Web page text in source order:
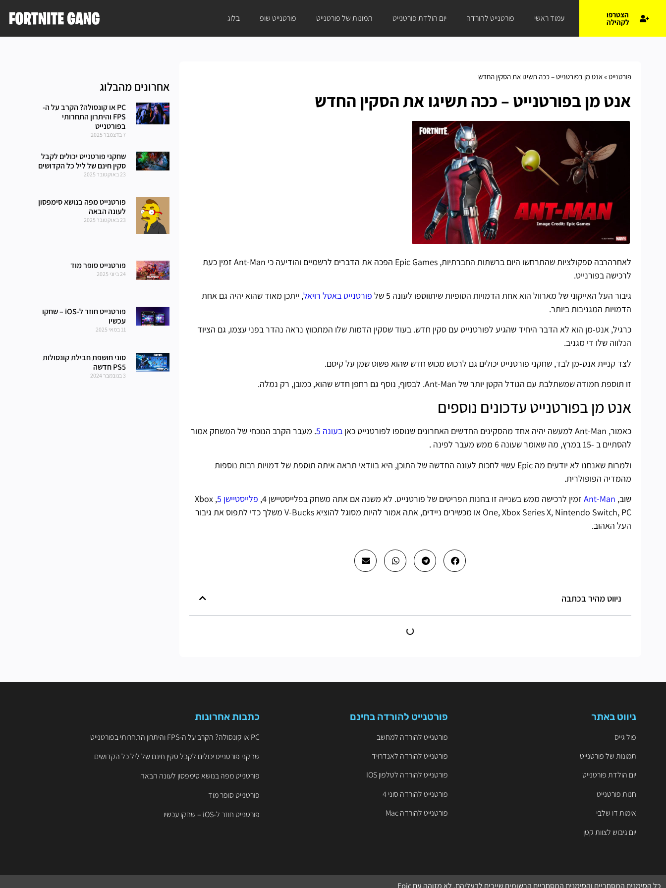
הצטרפו
לקהילה עמוד ראשי פורטנייט להורדה יום הולדת פורטנייט תמונות של פורטנייט פורטנייט שופ בלוג
פורטנייט»אנט מן בפורטנייט – ככה תשיגו את הסקין החדש
אנט מן בפורטנייט – ככה תשיגו את הסקין החדש
לאחרהרבה ספקולציות שהתרחשו היום ברשתות החברתיות, Epic Games הפכה את הדברים לרשמיים והודיעה כי Ant-Man זמין כעת
לרכישה בפורנייט.
גיבור העל האייקוני של מארוול הוא אחת הדמויות הסופיות שיתווספו לעונה 5 של
פורטנייט באטל רויאל, ייתכן מאוד שהוא יהיה גם אחת
הדמויות המגניבות ביותר.
כרגיל, אנט-מן הוא לא הדבר היחיד שהגיע לפורטנייט עם סקין חדש. בעוד שסקין הדמות שלו המתכווץ נראה נהדר בפני עצמו, גם הציוד
הנלווה שלו די מגניב.
לצד קניית אנט-מן לבד, שחקני פורטנייט יכולים גם לרכוש מכוש חדש שהוא פשוט שמן על קיסם.
זו תוספת חמודה שמשתלבת עם הגודל הקטן יותר של Ant-Man. לבסוף, נוסף גם רחפן חדש שהוא, כמובן, רק נמלה.
אנט מן בפורטנייט עדכונים נוספים
כאמור, Ant-Man למעשה יהיה אחד מהסקינים החדשים האחרונים שנוספו לפורטנייט כאן בעונה 5
. מעבר הקרב הנוכחי של המשחק אמור
להסתיים ב -15 במרץ, מה שאומר שעונה 6 ממש מעבר לפינה .
ולמרות שאנחנו לא יודעים מה Epic עשוי לחכות לעונה החדשה של התוכן, היא בוודאי תראה איתה תוספת של דמויות רבות נוספות
מהמדיה הפופולרית.
שוב, Ant-Man זמין לרכישה ממש בשנייה זו בחנות הפריטים של פורטנייט. לא משנה אם אתה משחק בפלייסטיישן 4, פלייסטיישן 5
, Xbox
One, Xbox Series X, Nintendo Switch, PC או מכשירים ניידים, אתה אמור להיות מסוגל להוציא V-Bucks משלך כדי לתפוס את גיבור
העל האהוב.
ניווט מהיר בכתבה
אחרונים מהבלוג
PC או קונסולה? הקרב על ה-
FPS והיתרון התחרותי
בפורטנייט
7 בדצמבר 2025
שחקני פורטנייט יכולים לקבל
סקין חינם של ליל כל הקדושים
23 באוקטובר 2025
פורטנייט מפה בנושא סימפסון
לעונה הבאה
23 באוקטובר 2025
פורטנייט סופר מוד
24 ביוני 2025
פורטנייט חוזר ל-iOS – שחקו
עכשיו
11 במאי 2025
סוני חושפת חבילת קונסולות
PS5 חדשה
3 בנובמבר 2024
ניווט באתר
פול גייס
תמונות של פורטנייט
יום הולדת פורטנייט
חנות פורטנייט
אימות דו שלבי
יום גיבוש לצוות קטן
פורטנייט להורדה בחינם
פורטנייט להורדה למחשב
פורטנייט להורדה לאנדרויד
פורטנייט להורדה לטלפון IOS
פורטנייט להורדה סוני 4
פורטנייט להורדה Mac
כתבות אחרונות
PC או קונסולה? הקרב על ה-FPS והיתרון התחרותי בפורטנייט
שחקני פורטנייט יכולים לקבל סקין חינם של ליל כל הקדושים
פורטנייט מפה בנושא סימפסון לעונה הבאה
פורטנייט סופר מוד
פורטנייט חוזר ל-iOS – שחקו עכשיו
כל הסימנים המסחריים והסימנים המסחריים הרשומים שייכים לבעליהם. לא מזוהה עםEpic